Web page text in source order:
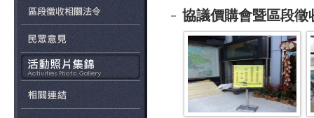
協議價購會暨區段